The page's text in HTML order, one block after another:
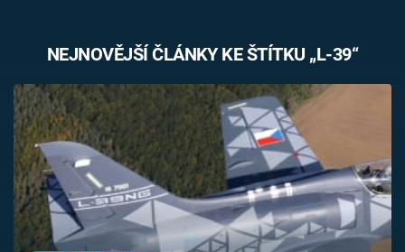
Témata
Témata
Pořady
TV Program
NEJNOVĚJŠÍ ČLÁNKY KE ŠTÍTKU „L-39“